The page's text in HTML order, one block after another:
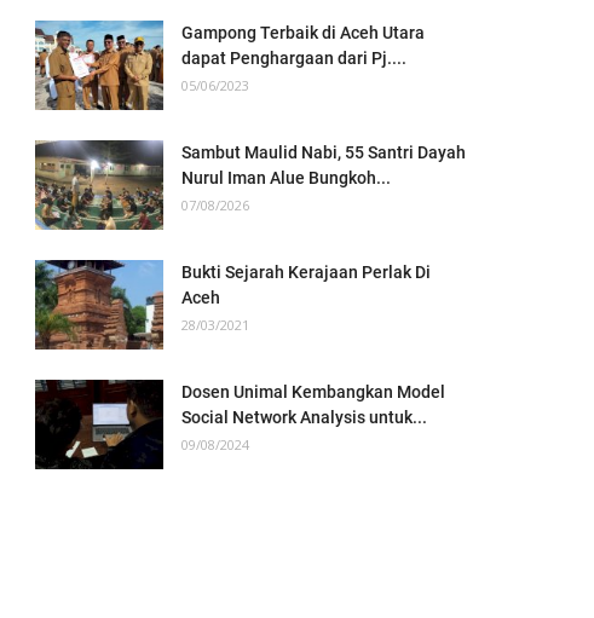
Gampong Terbaik di Aceh Utara
dapat Penghargaan dari Pj....
05/06/2023
Sambut Maulid Nabi, 55 Santri Dayah
Nurul Iman Alue Bungkoh...
07/08/2026
Bukti Sejarah Kerajaan Perlak Di
Aceh
28/03/2021
Dosen Unimal Kembangkan Model
Social Network Analysis untuk...
09/08/2024